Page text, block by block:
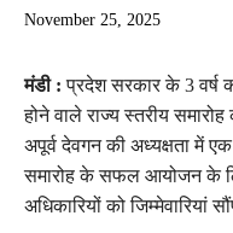
November 25, 2025
मंडी : प्रदेश सरकार के 3 वर्ष
होने वाले राज्य स्तरीय
अपूर्व देवगन की अध्यक्षता में
समारोह के सफल आयोजन के
अधिकारियों को जिम्मेवारियां